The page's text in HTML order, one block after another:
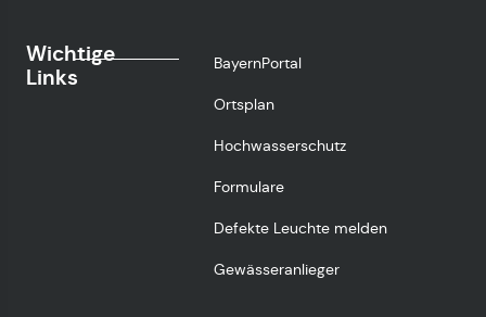
Wichtige
Links
BayernPortal
Ortsplan
Hochwasserschutz
Formulare
Defekte Leuchte melden
Gewässeranlieger